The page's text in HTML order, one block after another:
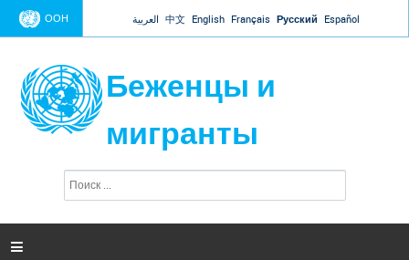
Jump to navigation
ООН العربية 中文 English Français Русский Español
Беженцы и
мигранты
и
